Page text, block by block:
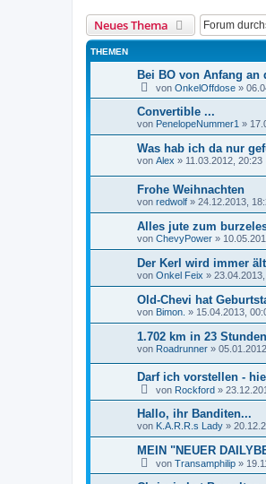
Neues Thema
THEMEN
Bei BO von Anfang an
von OnkelOffdose »
Convertible ...
von PenelopeNummer1 »
Was hab ich da nur
von Alex » 11.03.2012, 20:23
Frohe Weihnachten
von redwolf » 24.12.2013,
Alles jute zum
von ChevyPower »
Der Kerl wird immer
von Onkel Feix »
Old-Chevi hat
von Bimon. » 15.04.2013,
1.702 km in 23
von Roadrunner »
Darf ich vorstellen -
von Rockford »
Hallo, ihr Banditen...
von K.A.R.R.s Lady »
MEIN "NEUER
von Transamphilip »